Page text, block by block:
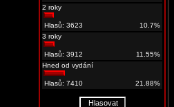
2 roky
Hlasů: 3623
10.7%
3 roky
Hlasů: 3912
11.55%
Hned od vydání
Hlasů: 7410 21.88%